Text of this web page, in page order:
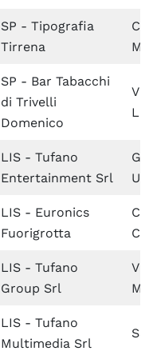
SP - Tipografia
Tirrena
SP - Bar Tabacchi
di Trivelli
Domenico
Via
LIS - Tufano
Entertainment Srl
LIS - Euronics
Fuorigrotta
LIS - Tufano
Group Srl
Via
LIS - Tufano
Multimedia Srl